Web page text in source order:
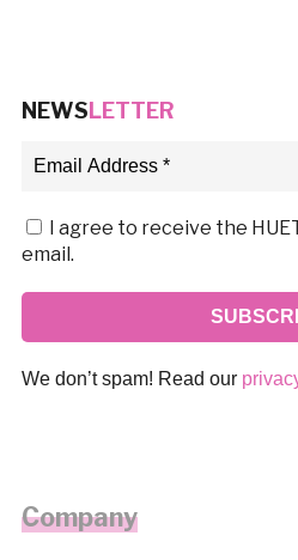
NEWSLETTER
I agree to receive the
email.
We don’t spam! Read our
Company